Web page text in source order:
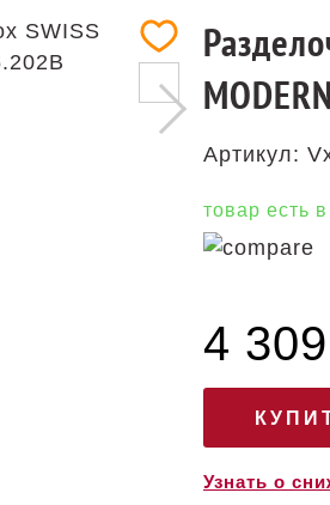
Артикул:
товар есть
4
Узнать о